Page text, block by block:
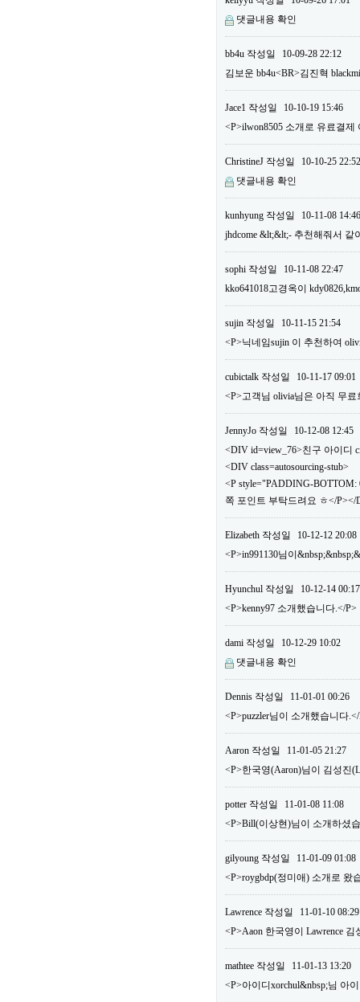
댓글내용 확인
bb4u 작성일
10-09-28 22:12
김보운 bb4u<BR>김진혁
Jace1 작성일
10-10-19 15:46
<P>ilwon8505 소개로 유료결
ChristineJ 작성일
10-10-25 22:52
댓글내용 확인
kunhyung 작성일
10-11-08 14:46
jhdcome &lt;&lt;- 추천해줘서
sophi 작성일
10-11-08 22:47
kko641018고경옥이
sujin 작성일
10-11-15 21:54
<P>닉네임sujin 이 추천하여
cubictalk 작성일
10-11-17 09:01
<P>고객님 olivia님은 아직 무
JennyJo 작성일
10-12-08 12:45
<DIV id=view_76>친구 아이디
<DIV class=autosourcing-stub>
<P style="PADDING-
쪽 포인트 부탁드려요 ㅎ</
Elizabeth 작성일
10-12-12 20:08
<P>in991130님이
Hyunchul 작성일
10-12-14 00:17
<P>kenny97 소개했습니다.</P>
dami 작성일
10-12-29 10:02
댓글내용 확인
Dennis 작성일
11-01-01 00:26
<P>puzzler님이 소개했습니다
Aaron 작성일
11-01-05 21:27
<P>한국영(Aaron)님이 김성진
potter 작성일
11-01-08 11:08
<P>Bill(이상현)님이 소개하셨
gilyoung 작성일
11-01-09 01:08
<P>roygbdp(정미애) 소개로 왔
Lawrence 작성일
11-01-10 08:29
<P>Aaon 한국영이 Lawrence
mathtee 작성일
11-01-13 13:20
<P>아이디xorchul&nbsp;님 아